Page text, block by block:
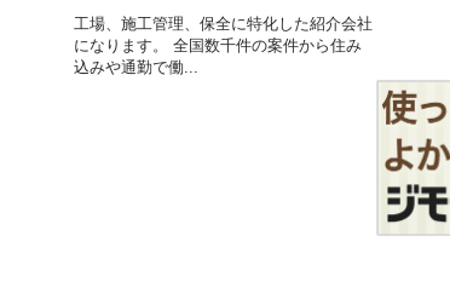
工場、施工管理、保全に特化した紹介会社
になります。 全国数千件の案件から住み
込みや通勤で働...